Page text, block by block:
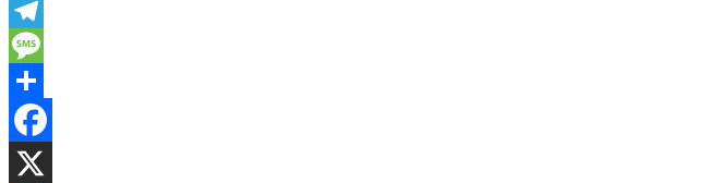
X
Telegram
Message
Share